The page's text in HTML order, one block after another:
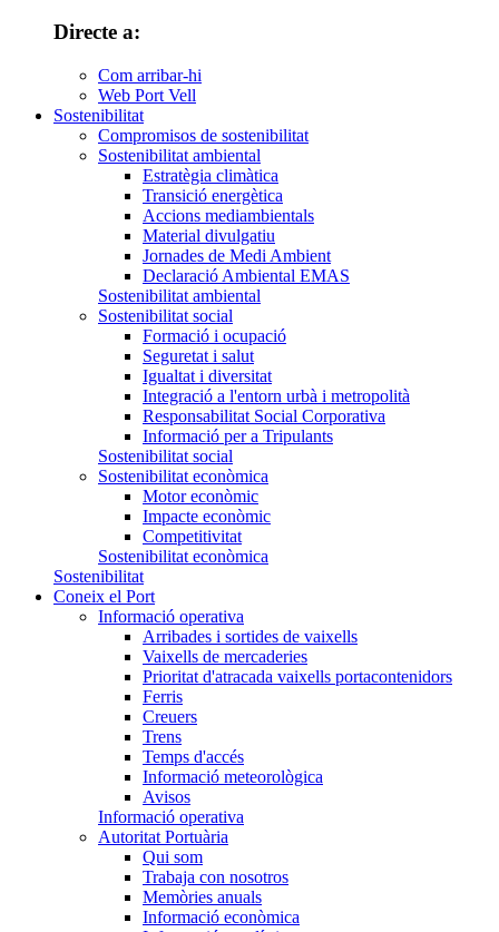
Directe a:
Com arribar-hi
Web Port Vell
Sostenibilitat
Compromisos de sostenibilitat
Sostenibilitat ambiental
Estratègia climàtica
Transició energètica
Accions mediambientals
Material divulgatiu
Jornades de Medi Ambient
Declaració Ambiental EMAS
Sostenibilitat ambiental
Sostenibilitat social
Formació i ocupació
Seguretat i salut
Igualtat i diversitat
Integració a l'entorn urbà i metropolità
Responsabilitat Social Corporativa
Informació per a Tripulants
Sostenibilitat social
Sostenibilitat econòmica
Motor econòmic
Impacte econòmic
Competitivitat
Sostenibilitat econòmica
Sostenibilitat
Coneix el Port
Informació operativa
Arribades i sortides de vaixells
Vaixells de mercaderies
Prioritat d'atracada vaixells portacontenidors
Ferris
Creuers
Trens
Temps d'accés
Informació meteorològica
Avisos
Informació operativa
Autoritat Portuària
Qui som
Trabaja con nosotros
Memòries anuals
Informació econòmica